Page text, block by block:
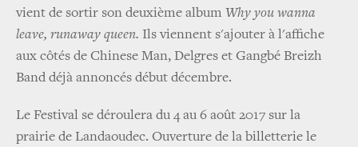
vient de sortir son deuxième album Why you wanna
leave, runaway queen. Ils viennent s'ajouter à l'affiche
aux côtés de Chinese Man, Delgres et Gangbé Breizh
Band déjà annoncés début décembre.
Le Festival se déroulera du 4 au 6 août 2017 sur la
prairie de Landaoudec. Ouverture de la billetterie le